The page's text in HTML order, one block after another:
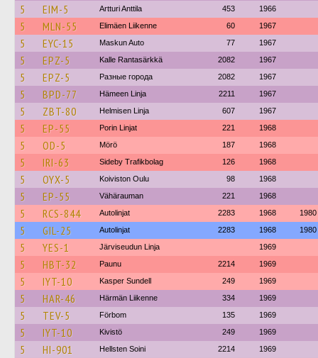
5 EIM-5 Artturi Anttila 453 1966
5 MLN-55 Elimäen Liikenne 60 1967
5 EYC-15 Maskun Auto 77 1967
5 EPZ-5 Kalle Rantasärkkä 2082 1967
5 EPZ-5 Разные города 2082 1967
5 BPD-77 Hämeen Linja 2211 1967
5 ZBT-80 Helmisen Linja 607 1967
5 EP-55 Porin Linjat 221 1968
5 OD-5 Mörö 187 1968
5 IRI-63 Sideby Trafikbolag 126 1968
5 OYX-5 Koiviston Oulu 98 1968
5 EP-55 Vähärauman 221 1968
5 RCS-844 Autolinjat 2283 1968 1980
5 GIL-25 Autolinjat 2283 1968 1980
5 YES-1 Järviseudun Linja 1969
5 HBT-32 Paunu 2214 1969
5 IYT-10 Kasper Sundell 249 1969
5 HAR-46 Härmän Liikenne 334 1969
5 TEV-5 Förbom 135 1969
5 IYT-10 Kivistö 249 1969
5 HI-901 Hellsten Soini 2214 1969